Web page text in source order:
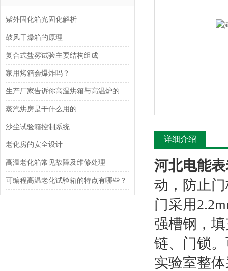
紫外固化箱光固化解析
鼓风干燥箱的原理
复合式盐雾试验主要结构组成
家用烤箱会爆炸吗？
生产厂家告诉你高温烘箱与高温炉的区别
蒸汽烘房是干什么用的
沙尘试验箱控制系统
老化房的安全设计
高温老化箱常见故障及维修处理
可编程高温老化试验箱的特点有哪些？
详细介绍
河北电能
动，防止
门采用
强槽钢，
链、门锁
实验室整